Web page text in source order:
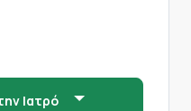
Ιατρό